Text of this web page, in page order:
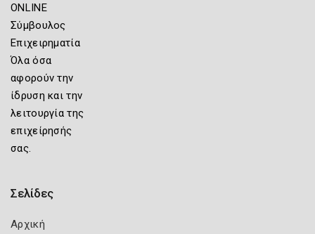
ONLINE
Σύμβουλος
Επιχειρηματία
Όλα όσα
αφορούν την
ίδρυση και την
λειτουργία της
επιχείρησής
σας.
Σελίδες
Αρχική